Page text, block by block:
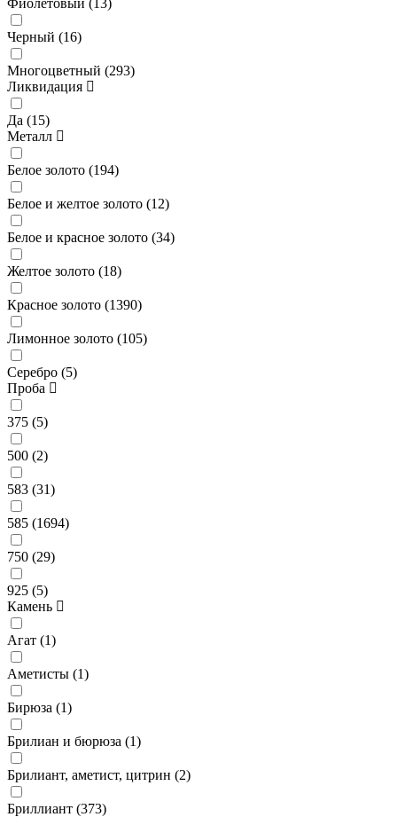
Черный (16)
Многоцветный (293)
Ликвидация
Да (15)
Металл
Белое золото (194)
Белое и желтое золото (12)
Белое и красное золото (34)
Желтое золото (18)
Красное золото (1390)
Лимонное золото (105)
Серебро (5)
Проба
375 (5)
500 (2)
583 (31)
585 (1694)
750 (29)
925 (5)
Камень
Агат (1)
Аметисты (1)
Бирюза (1)
Брилиан и бюрюза (1)
Брилиант, аметист, цитрин (2)
Бриллиант (373)